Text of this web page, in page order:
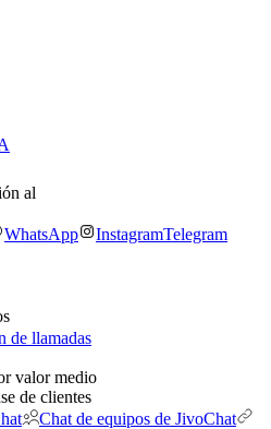
al
WhatsApp InstagramTelegram
de llamadas
valor medio
de clientes
Chat de equipos de JivoChat